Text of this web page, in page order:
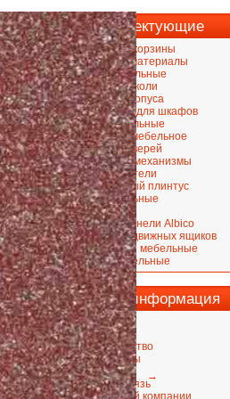
→
Комплектующие
Выдвижные корзины
Кромочные материалы
Крючки мебельные
Кухонные цоколи
ЛДСП для корпуса
Наполнение для шкафов
Опоры мебельные
Освещение мебельное
Петли для дверей
Подъемные механизмы
Посудосушители
Пристеночный плинтус
Ручки мебельные
Скинали
Стеновые панели Albico
Системы выдвижных ящиков
Столешницы мебельные
Фасады мебельные
Важная информация
Новости
Гарантия
Сотрудничество
Сертификаты
Вакансии
Обратная связь